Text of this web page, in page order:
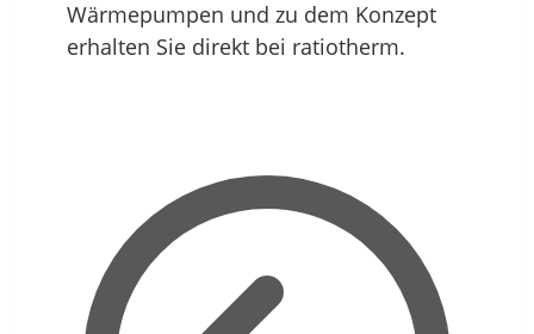
Wärmepumpen und zu dem Konzept
erhalten Sie direkt bei ratiotherm.